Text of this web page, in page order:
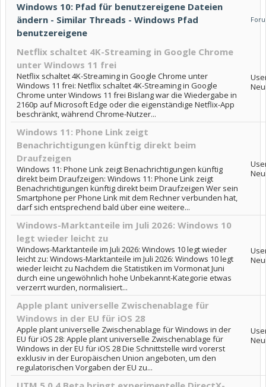
Windows 10: Pfad für benutzereigene Dateien
ändern - Similar Threads - Windows Pfad
benutzereigene
Netflix schaltet 4K-Streaming in Google Chrome
unter Windows 11 frei
Netflix schaltet 4K-Streaming in Google Chrome unter
Windows 11 frei: Netflix schaltet 4K-Streaming in Google
Chrome unter Windows 11 frei Bislang war die Wiedergabe in
2160p auf Microsoft Edge oder die eigenständige Netflix-App
beschränkt, während Chrome-Nutzer...
Windows 11: Phone Link zeigt
Benachrichtigungen künftig direkt beim
Draufzeigen
Windows 11: Phone Link zeigt Benachrichtigungen künftig
direkt beim Draufzeigen: Windows 11: Phone Link zeigt
Benachrichtigungen künftig direkt beim Draufzeigen Wer sein
Smartphone per Phone Link mit dem Rechner verbunden hat,
darf sich entsprechend bald über eine weitere...
Windows-Marktanteile im Juli 2026: Windows 10
legt wieder leicht zu
Windows-Marktanteile im Juli 2026: Windows 10 legt wieder
leicht zu: Windows-Marktanteile im Juli 2026: Windows 10 legt
wieder leicht zu Nachdem die Statistiken im Vormonat Juni
durch eine ungewöhnlich hohe Unbekannt-Kategorie etwas
verzerrt wurden, normalisiert...
Apple plant universelle Zwischenablage für
Windows in der EU für iOS 28
Apple plant universelle Zwischenablage für Windows in der
EU für iOS 28: Apple plant universelle Zwischenablage für
Windows in der EU für iOS 28 Die Schnittstelle wird vorerst
exklusiv in der Europäischen Union angeboten, um den
regulatorischen Vorgaben der EU zu...